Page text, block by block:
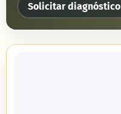
Solicitar diagnóstico